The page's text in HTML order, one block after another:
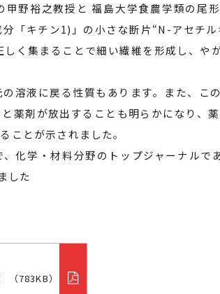
野裕之教授と 福島大学食農学類の尾
「キチン1)」の小さな断片“N-アセチ
く集まることで細い繊維を形成し、や
溶液に戻る性質もあります。また、こ
薬剤が放出することも明らかになり、
ことが示されました。
化学・材料分野のトップジャーナル
した
（783KB）